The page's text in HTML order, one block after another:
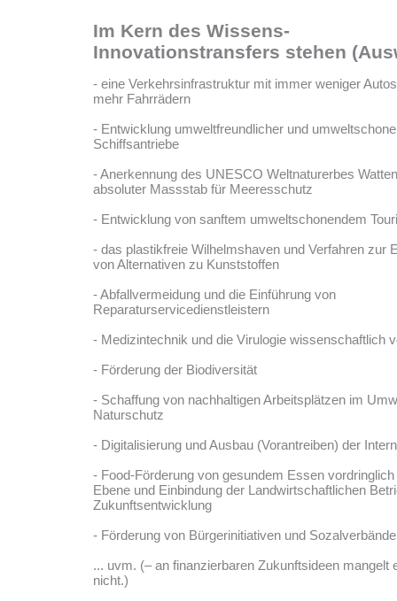
Im Kern des Wissens-
Innovationstransfers stehen
- eine Verkehrsinfrastruktur mit immer weniger
mehr Fahrrädern
- Entwicklung umweltfreundlicher und
Schiffsantriebe
- Anerkennung des UNESCO Weltnaturerbes
absoluter Massstab für Meeresschutz
- Entwicklung von sanftem umweltschonendem
- das plastikfreie Wilhelmshaven und Verfahren zur
von Alternativen zu Kunststoffen
- Abfallvermeidung und die Einführung von
Reparaturservicedienstleistern
- Medizintechnik und die Virulogie wissenschaftlich
- Förderung der Biodiversität
- Schaffung von nachhaltigen Arbeitsplätzen im
Naturschutz
- Digitalisierung und Ausbau (Vorantreiben) der
- Food-Förderung von gesundem Essen
Ebene und Einbindung der Landwirtschaftlichen
Zukunftsentwicklung
- Förderung von Bürgerinitiativen und
... uvm. (– an finanzierbaren Zukunftsideen mangelt
nicht.)